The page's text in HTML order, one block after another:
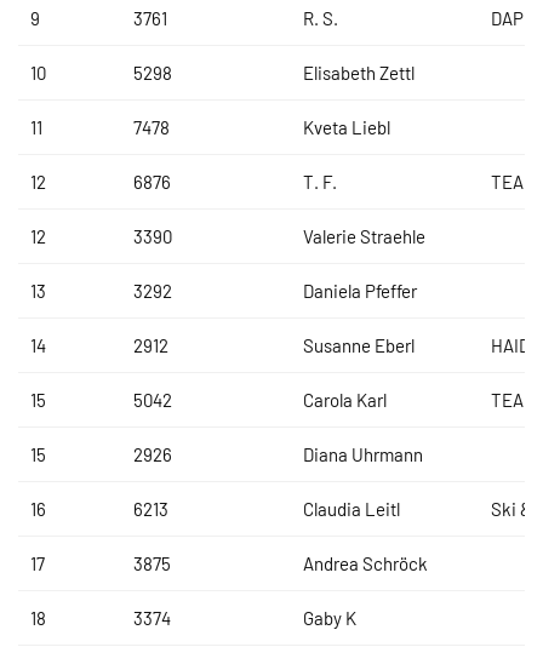
9 3761 R. S. DAP
10 5298 Elisabeth Zettl
11 7478 Kveta Liebl
12 6876 T. F. TEAM
12 3390 Valerie Straehle
13 3292 Daniela Pfeffer
14 2912 Susanne Eberl HAIDL
15 5042 Carola Karl TEAM
15 2926 Diana Uhrmann
16 6213 Claudia Leitl Ski &
17 3875 Andrea Schröck
18 3374 Gaby K